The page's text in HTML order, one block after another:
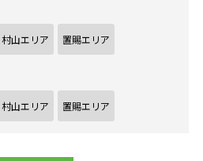
村山エリア 置賜エリア
村山エリア 置賜エリア